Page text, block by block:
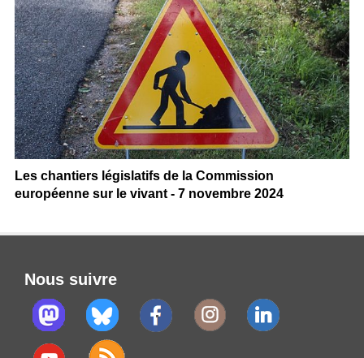
Les chantiers législatifs de la Commission
européenne sur le vivant - 7 novembre 2024
Nous suivre